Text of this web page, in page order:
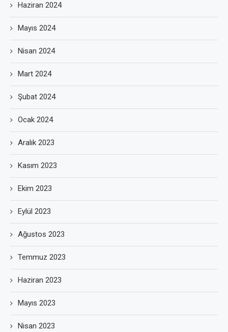
Haziran 2024
Mayıs 2024
Nisan 2024
Mart 2024
Şubat 2024
Ocak 2024
Aralık 2023
Kasım 2023
Ekim 2023
Eylül 2023
Ağustos 2023
Temmuz 2023
Haziran 2023
Mayıs 2023
Nisan 2023